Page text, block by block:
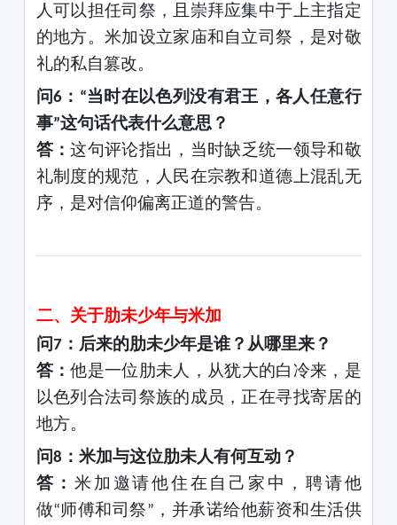
人可以担任司祭，且崇拜应集中于上主指定
的地方。米加设立家庙和自立司祭，是对敬
礼的私自篡改。
问6： “当时在以色列没有君王，各人任意行
事”这句话代表什么意思？
答：这句评论指出，当时缺乏统一领导和敬
礼制度的规范，人民在宗教和道德上混乱无
序，是对信仰偏离正道的警告。
二、关于肋未少年与米加
问7：后来的肋未少年是谁？从哪里来？
答：他是一位肋未人，从犹大的白冷来，是
以色列合法司祭族的成员，正在寻找寄居的
地方。
问8 ：米加与这位肋未人有何互动？
答： 米加邀请他住在自己家中，聘请他
做“师傅和司祭” ，并承诺给他薪资和生活供